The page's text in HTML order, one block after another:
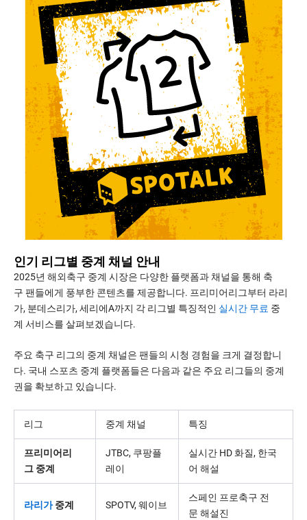
인기 리그별 중계 채널 안내
2025년 해외축구 중계 시장은 다양한 플랫폼과 채널을 통해 축
구 팬들에게 풍부한 콘텐츠를 제공합니다. 프리미어리그부터 라리
가, 분데스리가, 세리에A까지 각 리그별 특징적인 실시간 무료 중
계 서비스를 살펴보겠습니다.
주요 축구 리그의 중계 채널은 팬들의 시청 경험을 크게 결정합니
다. 국내 스포츠 중계 플랫폼들은 다음과 같은 주요 리그들의 중계
권을 확보하고 있습니다.
리그 중계 채널 특징
프리미어리
그 중계
JTBC, 쿠팡플
레이
실시간 HD 화질, 한국
어 해설
라리가중계 SPOTV, 웨이브
스페인 프로축구 전
문 해설진